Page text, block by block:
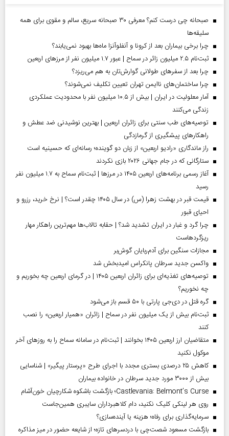
صبحانه چی درست کنم؟ معرفی ۳۰ صبحانه سریع، سالم و مقوی برای همه
سلیقه‌ها
چرا برخی بیماران بعد از کرونا و آنفلوآنزا ماه‌ها بهبود نمی‌یابند؟
ثبت‌نام ۲.۵ میلیون زائر در سماح | عبور ۱.۷ میلیون نفر از مرز‌های اربعین
چرا بعد از سفرهای طولانی گوارش‌تان به هم می‌ریزد؟
چرا ساختمان‌های ناایمن تهران تعیین تکلیف نمی‌شوند؟
آمار معلولیت در ایران | بیش از ۱۰.۵ میلیون نفر با محدودیت عملکردی
زندگی می‌کنند
توصیه‌های طب سنتی برای زائران اربعین | بهترین نوشیدنی ضد عطش و
راهکارهای پیشگیری از گرمازدگی
راز ماندگاری «رادیو اربعین» از زبان دو گوینده؛ رسانه‌ای که حسینیه است
ستارگانی که در جام جهانی ۲۰۲۶ بازی نکردند
آغاز رسمی برنامه‌های اربعین ۱۴۰۵ در مرز‌ها | ثبت‌نام سماح به ۱.۷ میلیون نفر
رسید
قیمت قبر در بهشت زهرا (س) در سال ۱۴۰۵ چقدر است؟ | نرخ خرید، رزرو و
احیای قبور
چرا گرد و غبار در ایران تشدید شد؟ | حقابه تالاب‌ها مهم‌ترین راهکار مهار
ریزگردهاست
مجازات سنگین برای آدم‌ربایان گوش‌بر
واکسن جدید سرطان پانکراس امیدبخش شد
توصیه‌های تغذیه‌ای برای زائران اربعین ۱۴۰۵ | در گرمای اربعین چه بخوریم و
چه نخوریم؟
گره قتل در دی‌جی پارتی با ۵۰ قسم باز می‌شود
ثبت‌نام بیش از یک میلیون نفر در سماح | زائران «همیار اربعین» را نصب
کنند
متقاضیان ارز اربعین ۱۴۰۵ بخوانند | ثبت‌نام در سامانه سماح را به روز‌های آخر
موکول نکنید
کاهش ۲۵ درصدی بستری مجدد با اجرای طرح «پرستار پیگیر» | شناسایی
بیش از ۳۰۰۰ مورد جدید سرطان در خانواده بیماران
Castlevania: Belmont’s Curse؛ بازگشت باشکوه شکارچیان خون‌آشام
روی هر لینکی کلیک نکنید، دام کلاهبرداران سایبری همین‌جاست
سرمایه‌گذاری برای رفاه؛ هزینه یا آینده‌سازی؟
بازگشت مسعود شصت‌چی با دردسر‌های تازه؛ از شایعه حضور در میز مذاکره